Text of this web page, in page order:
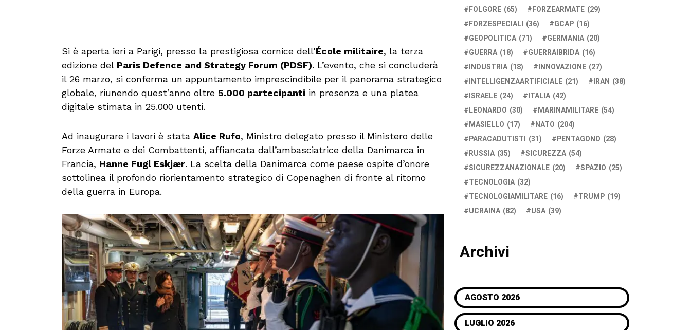
Si è aperta ieri a Parigi, presso la prestigiosa cornice dell’École militaire, la terza
edizione del Paris Defence and Strategy Forum (PDSF). L’evento, che si concluderà
il 26 marzo, si conferma un appuntamento imprescindibile per il panorama strategico
globale, riunendo quest’anno oltre 5.000 partecipanti in presenza e una platea
digitale stimata in 25.000 utenti.
Ad inaugurare i lavori è stata Alice Rufo, Ministro delegato presso il Ministero delle
Forze Armate e dei Combattenti, affiancata dall’ambasciatrice della Danimarca in
Francia, Hanne Fugl Eskjær. La scelta della Danimarca come paese ospite d’onore
sottolinea il profondo riorientamento strategico di Copenaghen di fronte al ritorno
della guerra in Europa.
FOLGORE (65) FORZEARMATE (29)
FORZESPECIALI (36) GCAP (16)
GEOPOLITICA (71) GERMANIA (20)
GUERRA (18) GUERRAIBRIDA (16)
INDUSTRIA (18) INNOVAZIONE (27)
INTELLIGENZAARTIFICIALE (21) IRAN (38)
ISRAELE (24) ITALIA (42)
LEONARDO (30) MARINAMILITARE (54)
MASIELLO (17) NATO (204)
PARACADUTISTI (31) PENTAGONO (28)
RUSSIA (35) SICUREZZA (54)
SICUREZZANAZIONALE (20) SPAZIO (25)
TECNOLOGIA (32)
TECNOLOGIAMILITARE (16) TRUMP (19)
UCRAINA (82) USA (39)
Archivi
AGOSTO 2026
LUGLIO 2026